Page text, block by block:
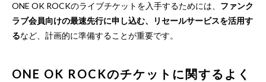
ONE OK ROCKのライブチケットを入手するためには、 ファンク
ラブ会員向けの最速先行に申し込む、リセールサービスを活用す
るなど、計画的に準備することが重要です。
ONE OK ROCKのチケットに関するよく